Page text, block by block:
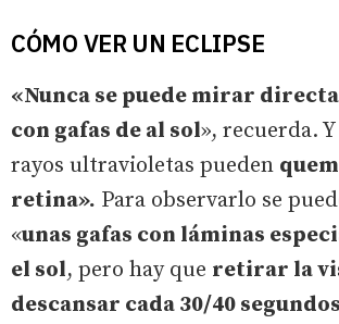
CÓMO VER UN ECLIPSE
«Nunca se puede mirar
con gafas de al sol», recuerda.
rayos ultravioletas pueden
retina». Para observarlo se
«unas gafas con láminas
el sol, pero hay que retirar la
descansar cada 30/40